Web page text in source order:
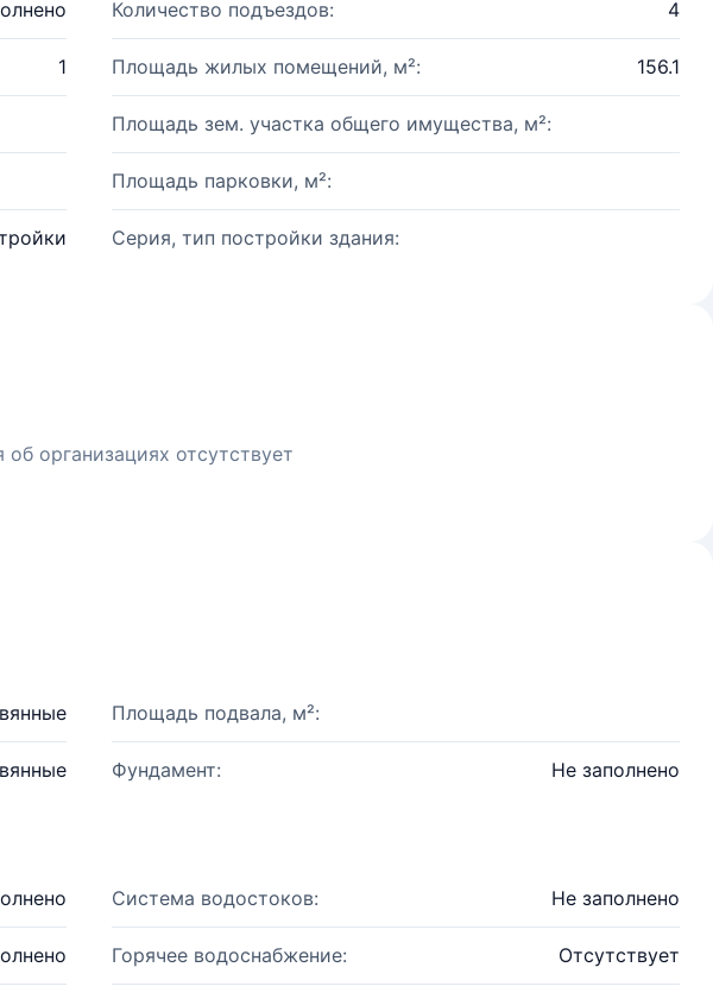
Количество подъездов: 4
1 Площадь жилых помещений, м²: 156.1
Площадь зем. участка общего имущества, м²:
Площадь парковки, м²:
Серия, тип постройки здания:
организациях отсутствует
Площадь подвала, м²:
Фундамент: Не заполнено
Система водостоков: Не заполнено
Горячее водоснабжение: Отсутствует